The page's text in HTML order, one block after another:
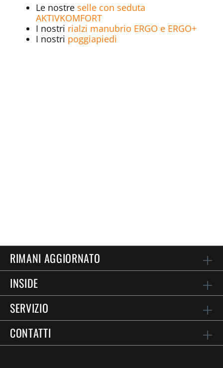
Le nostre selle con seduta
AKTIVKOMFORT
I nostri rialzi manubrio ERGO e ERGO+
I nostri poggiapiedi
RIMANI AGGIORNATO
INSIDE
SERVIZIO
CONTATTI